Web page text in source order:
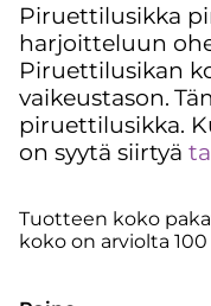
Piruettilusikka
harjoitteluun
Piruettilusikan
vaikeustason.
piruettilusikka.
on syytä siirtyä
Tuotteen koko
koko on arviolta